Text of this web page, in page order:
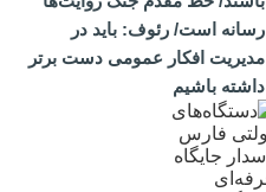
رسانه است/ رئوف: باید در
مدیریت افکار عمومی دست برتر
داشته باشیم